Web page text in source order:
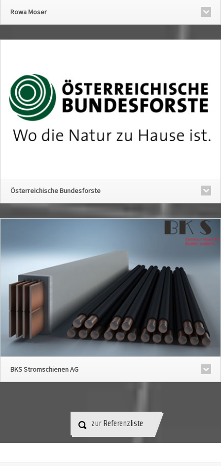
Rowa Moser
Österreichische Bundesforste
BKS Stromschienen AG
zur Referenzliste